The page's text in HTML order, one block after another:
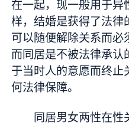
在一起，现一般用于异
样，结婚是获得了法律
可以随便解除关系而必
而同居是不被法律承认
于当时人的意愿而终止
何法律保障。
同居男女两性在性